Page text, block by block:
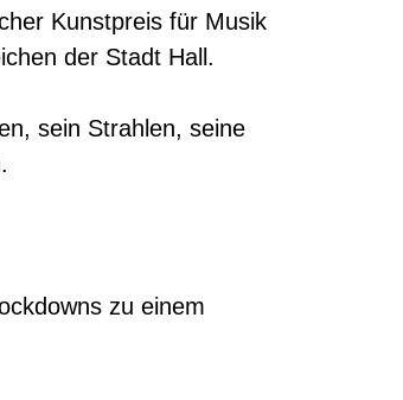
Kunstpreis für Musik
der Stadt Hall.
sein Strahlen, seine
zu einem